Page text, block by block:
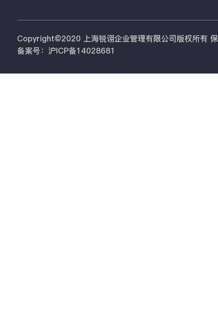
Copyright©2020 上海锐诩企业管理有限公司版权所有
备案号：沪ICP备14028681